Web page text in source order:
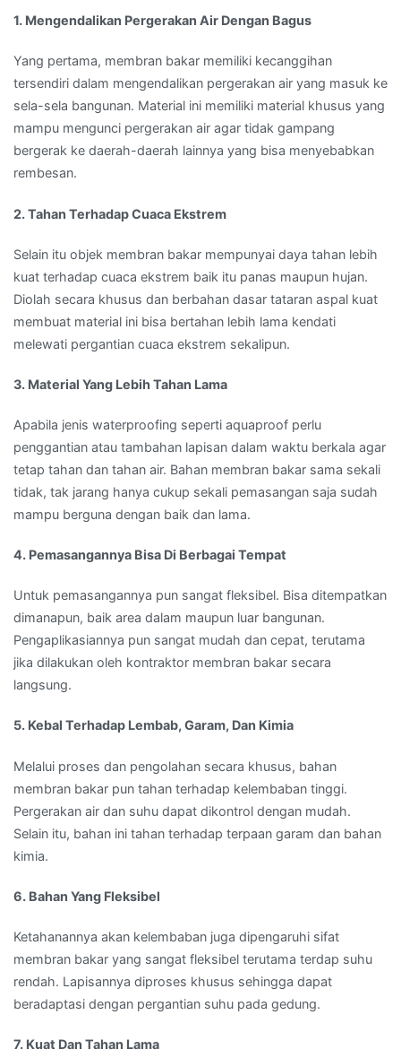
1. Mengendalikan Pergerakan Air Dengan Bagus
Yang pertama, membran bakar memiliki kecanggihan
tersendiri dalam mengendalikan pergerakan air yang masuk ke
sela-sela bangunan. Material ini memiliki material khusus yang
mampu mengunci pergerakan air agar tidak gampang
bergerak ke daerah-daerah lainnya yang bisa menyebabkan
rembesan.
2. Tahan Terhadap Cuaca Ekstrem
Selain itu objek membran bakar mempunyai daya tahan lebih
kuat terhadap cuaca ekstrem baik itu panas maupun hujan.
Diolah secara khusus dan berbahan dasar tataran aspal kuat
membuat material ini bisa bertahan lebih lama kendati
melewati pergantian cuaca ekstrem sekalipun.
3. Material Yang Lebih Tahan Lama
Apabila jenis waterproofing seperti aquaproof perlu
penggantian atau tambahan lapisan dalam waktu berkala agar
tetap tahan dan tahan air. Bahan membran bakar sama sekali
tidak, tak jarang hanya cukup sekali pemasangan saja sudah
mampu berguna dengan baik dan lama.
4. Pemasangannya Bisa Di Berbagai Tempat
Untuk pemasangannya pun sangat fleksibel. Bisa ditempatkan
dimanapun, baik area dalam maupun luar bangunan.
Pengaplikasiannya pun sangat mudah dan cepat, terutama
jika dilakukan oleh kontraktor membran bakar secara
langsung.
5. Kebal Terhadap Lembab, Garam, Dan Kimia
Melalui proses dan pengolahan secara khusus, bahan
membran bakar pun tahan terhadap kelembaban tinggi.
Pergerakan air dan suhu dapat dikontrol dengan mudah.
Selain itu, bahan ini tahan terhadap terpaan garam dan bahan
kimia.
6. Bahan Yang Fleksibel
Ketahanannya akan kelembaban juga dipengaruhi sifat
membran bakar yang sangat fleksibel terutama terdap suhu
rendah. Lapisannya diproses khusus sehingga dapat
beradaptasi dengan pergantian suhu pada gedung.
7. Kuat Dan Tahan Lama